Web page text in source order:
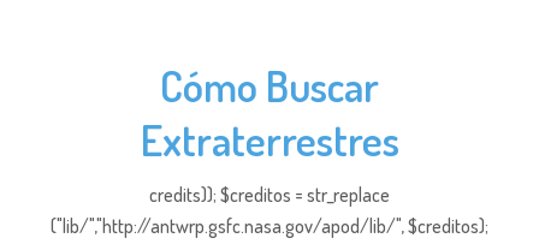
Cómo Buscar
Extraterrestres
credits)); $creditos = str_replace
("lib/","http://antwrp.gsfc.nasa.gov/apod/lib/", $creditos);